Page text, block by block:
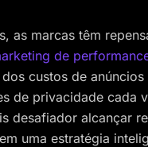
as marcas têm
de
custos de anúncios
de privacidade cada
desafiador alcançar
uma estratégia